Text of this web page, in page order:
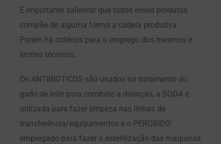
É importante salientar que todos esses produtos
compõe de alguma forma a cadeia produtiva.
Porém há critérios para o emprego dos mesmos e
limites técnicos.
Os ANTIBIÓTICOS são usados no tratamento do
gado de leite para combate a doenças, a SODA é
utilizada para fazer limpeza nas linhas de
transferência/equipamentos e o PERÓXIDO
empregado para fazer a esterilização das máquinas